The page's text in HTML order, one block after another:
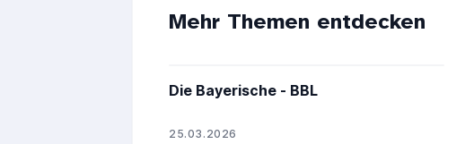
Mehr Themen entdecken
Die Bayerische - BBL
25.03.2026